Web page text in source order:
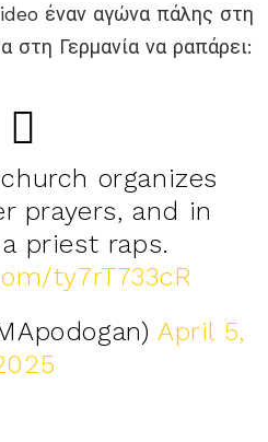
έναν αγώνα πάλης στη
στη Γερμανία να ραπάρει:
organizes
prayers, and in
priest raps.
ty7rT733cR
April 5,